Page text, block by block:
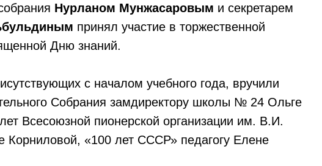
Нурланом Мунжасаровым и секретарем
принял участие в торжественной
Дню знаний.
с началом учебного года, вручили
Собрания замдиректору школы № 24 Ольге
Всесоюзной пионерской организации им. В.И.
Корниловой, «100 лет СССР» педагогу Елене